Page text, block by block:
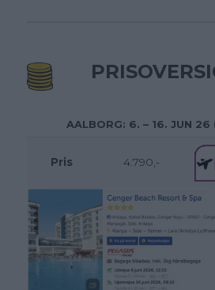
AALBORG: 6. – 16. JUN
Pris 4.790,-